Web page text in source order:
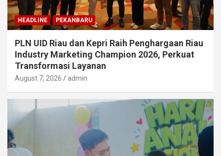
HEADLINE PEKANBARU
PLN UID Riau dan Kepri Raih Penghargaan Riau
Industry Marketing Champion 2026, Perkuat
Transformasi Layanan
August 7, 2026 admin